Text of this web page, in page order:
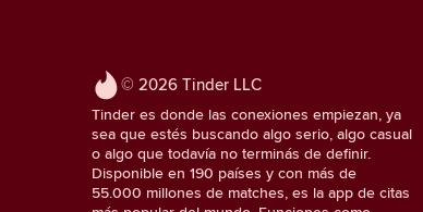
© 2026 Tinder LLC
Tinder es donde las conexiones empiezan, ya
sea que estés buscando algo serio, algo casual
o algo que todavía no terminás de definir.
Disponible en 190 países y con más de
55.000 millones de matches, es la app de citas